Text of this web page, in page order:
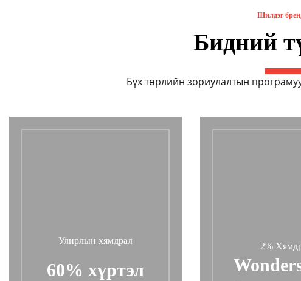
Шилдэг
Бидний
Бүх төрлийн зориулалтын
Улирлын хямдрал
60% хүртэл
2%